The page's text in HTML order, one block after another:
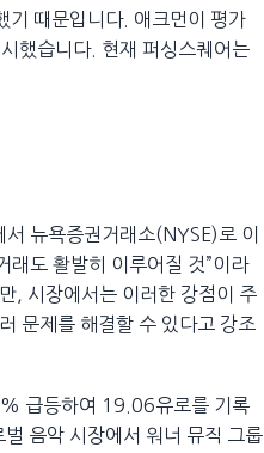
기 때문입니다. 애크먼이 평가
했습니다. 현재 퍼싱스퀘어는
뉴욕증권거래소(NYSE)로 이
래도 활발히 이루어질 것”이라
, 시장에서는 이러한 강점이 주
문제를 해결할 수 있다고 강조
급등하여 19.06유로를 기록
음악 시장에서 워너 뮤직 그룹